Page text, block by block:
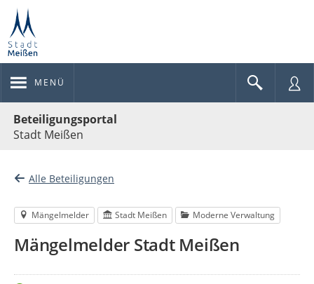
MENÜ
Beteiligungsportal
Stadt Meißen
Alle Beteiligungen
Mängelmelder Stadt Meißen Moderne Verwaltung
Mängelmelder Stadt Meißen